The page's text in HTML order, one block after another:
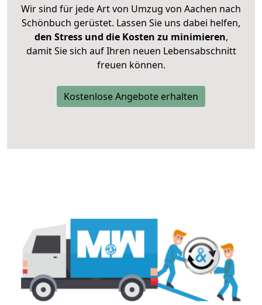
Wir sind für jede Art von Umzug von Aachen nach
Schönbuch gerüstet. Lassen Sie uns dabei helfen,
den Stress und die Kosten zu minimieren,
damit Sie sich auf Ihren neuen Lebensabschnitt
freuen können.
Kostenlose Angebote erhalten